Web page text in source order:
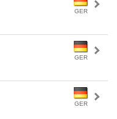
GER
GER
GER